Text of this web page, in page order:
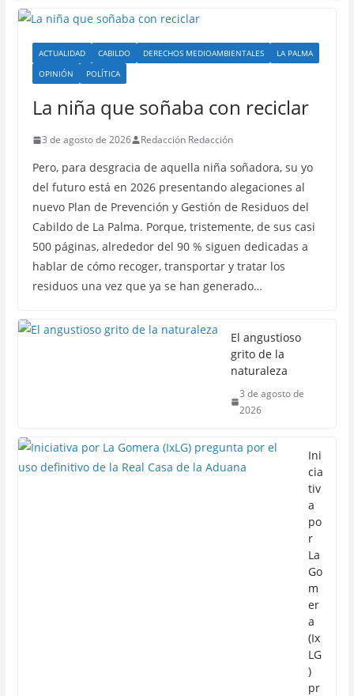
ACTUALIDAD CABILDO DERECHOS MEDIOAMBIENTALES
LA PALMA
OPINIÓN
POLÍTICA
La niña que soñaba con reciclar
3 de agosto de 2026 Redacción Redacción
Pero, para desgracia de aquella niña soñadora, su yo
del futuro está en 2026 presentando alegaciones al
nuevo Plan de Prevención y Gestión de Residuos del
Cabildo de La Palma. Porque, tristemente, de sus casi
500 páginas, alrededor del 90 % siguen dedicadas a
hablar de cómo recoger, transportar y tratar los
residuos una vez que ya se han generado…
El angustioso
grito de la
naturaleza
3 de agosto de
2026
Ini
cia
tiv
a
po
r
La
Go
m
er
a
(Ix
LG
)
pr